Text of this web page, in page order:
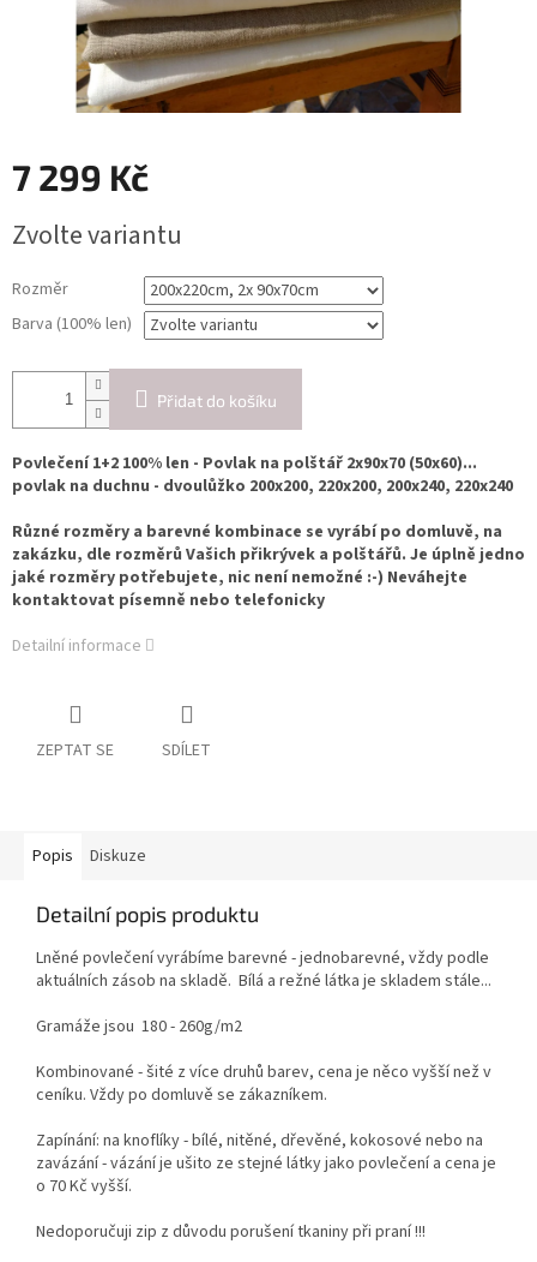
7 299 Kč
cena:
Zvolte variantu
Rozměr
Barva (100% len)
Přidat do košíku
Povlečení 1+2 100% len - Povlak na polštář 2x90x70 (50x60)...
povlak na duchnu - dvoulůžko 200x200, 220x200, 200x240, 220x240
Různé rozměry a barevné kombinace se vyrábí po domluvě, na
zakázku, dle rozměrů Vašich přikrývek a polštářů. Je úplně jedno
jaké rozměry potřebujete, nic není nemožné :-) Neváhejte
kontaktovat písemně nebo telefonicky
Detailní informace
ZEPTAT SE SDÍLET
Popis Diskuze
Detailní popis produktu
Lněné povlečení vyrábíme barevné - jednobarevné, vždy podle
aktuálních zásob na skladě. Bílá a režné látka je skladem stále...
Gramáže jsou 180 - 260g/m2
Kombinované - šité z více druhů barev, cena je něco vyšší než v
ceníku. Vždy po domluvě se zákazníkem.
Zapínání: na knoflíky - bílé, nitěné, dřevěné, kokosové nebo na
zavázání - vázání je ušito ze stejné látky jako povlečení a cena je
o 70 Kč vyšší.
Nedoporučuji zip z důvodu porušení tkaniny při praní !!!